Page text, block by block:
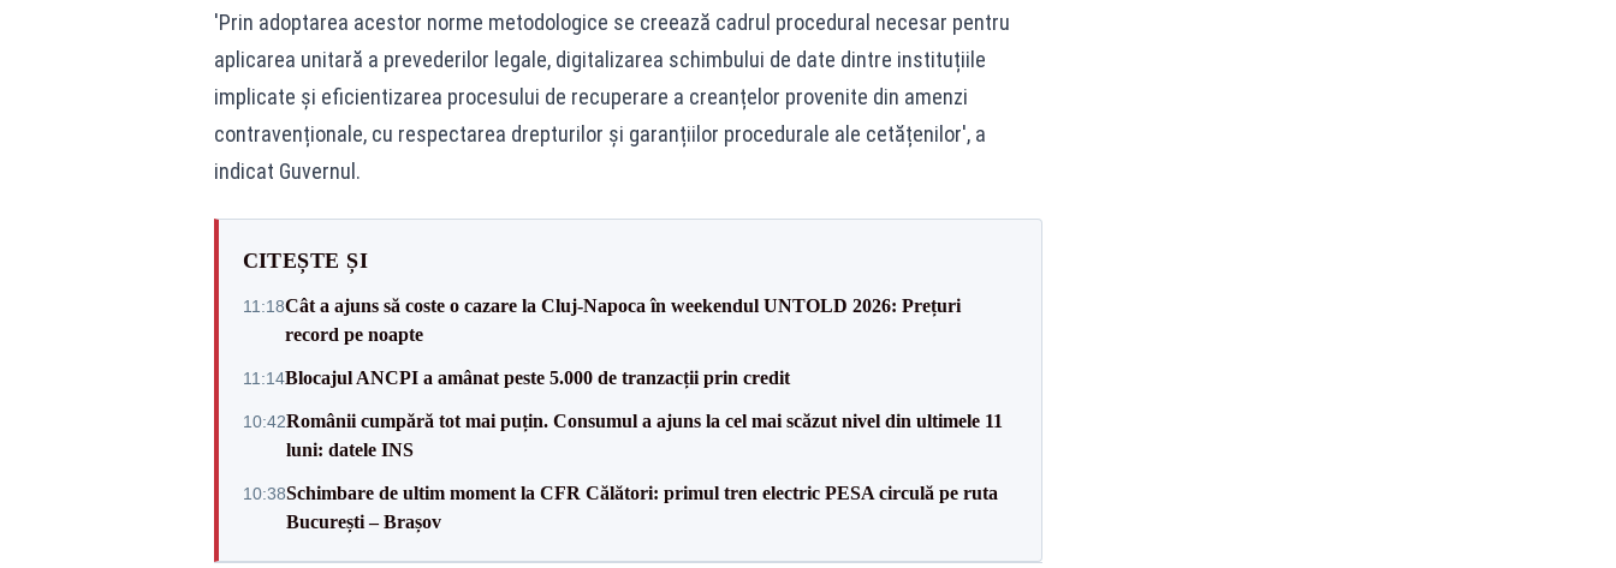
'Prin adoptarea acestor norme metodologice se creează cadrul procedural necesar pentru
aplicarea unitară a prevederilor legale, digitalizarea schimbului de date dintre instituțiile
implicate și eficientizarea procesului de recuperare a creanțelor provenite din amenzi
contravenționale, cu respectarea drepturilor și garanțiilor procedurale ale cetățenilor', a
indicat Guvernul.
CITEȘTE ȘI
11:18Cât a ajuns să coste o cazare la Cluj-Napoca în weekendul UNTOLD 2026: Prețuri
record pe noapte
11:14Blocajul ANCPI a amânat peste 5.000 de tranzacții prin credit
10:42Românii cumpără tot mai puțin. Consumul a ajuns la cel mai scăzut nivel din ultimele 11
luni: datele INS
10:38Schimbare de ultim moment la CFR Călători: primul tren electric PESA circulă pe ruta
București – Brașov